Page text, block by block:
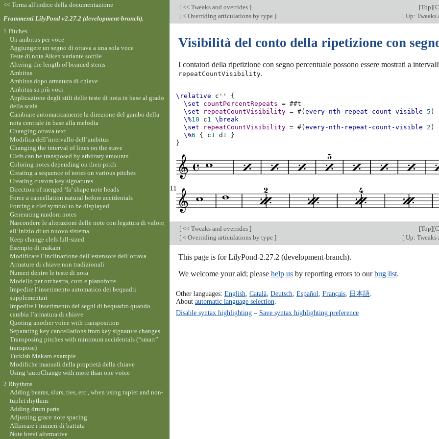
[ << Tweaks and overrides ] [Top][
[ < Overriding articulations by type ] [ Up: Tweaks
Visibilità del conto della ripetizione con
I contatori della ripetizione con segno percentuale possono essere mostrati a
repeatCountVisibility.
\relative c''
{
\set
countPercentRepeats = ##t
\set
repeatCountVisibility = #(every-nth-repeat-count-visible 5 )
\%10 c1
\break
\set
repeatCountVisibility = #(every-nth-repeat-count-visible 2 )
\%6 { c1 d 1
}
}
[ << Tweaks and overrides ] [Top][
[ < Overriding articulations by type ] [ Up: Tweaks
This page is for LilyPond-2.27.2 (development-branch).
We welcome your aid; please help us by reporting errors to ourbug list.
Other languages: English Català, Deutsch Español Français, 日本語.
About automatic language selection
Disable syntax highlighting– Save syntax highlighting preference
<< Torna all'indice della documentazione
Frammenti LilyPond v2.27.2 (development-branch).
1 Pitches
Un ambitus per voce
Aggiungere un segno di ottava a una sola voce
Teste di nota Aiken variante sottile
Altering the length of beamed stems
Ambitus
Ambitus dopo armatura di chiave
Ambitus su più voci
Applicazione degli stili delle teste di nota in base al grado
della scala
Cambiare automaticamente la direzione del gambo della
nota centrale in base alla melodia
Changing ottava text
Modifica dell’intervallo dell’ambitus
Changing the interval of lines on the stave
Clefs can be transposed by arbitrary amounts
Coloring notes depending on their pitch
Creating a sequence of notes on various pitches
Creating custom key signatures
Direction of merged ‘fa’ shape note heads
Force a cancellation natural before accidentals
Forcing a clef symbol to be displayed
Generating random notes
Nascondere le alterazioni delle note con legatura di valore
all’inizio di un nuovo sistema
Keep change clefs full-sized
Esempio di makam
Modificare l’inclinazione dell’estensore dell’ottava
Armature di chiave non tradizionali
Numeri dentro le teste di nota
Modello per orchestra, coro e pianoforte
Impedire l’inserimento automatico dei bequadri
supplementari
Impedire l’inserimento dei segni di bequadro quando
cambia l’armatura di chiave
Quoting another voice with transposition
Separating key cancellations from key signature changes
Transposing pitches with minimum accidentals (“smart”
transpose)
Turkish Makam example
Modifiche manuali della proprietà della chiave
Using \autoChange with more than one voice
2 Rhythms
Adding beams, slurs, ties, etc., when using tuplet and non-
tuplet rhythms
Adding drum parts
Adjusting grace note spacing
Allineare i numeri di battuta
Note brevi alternative